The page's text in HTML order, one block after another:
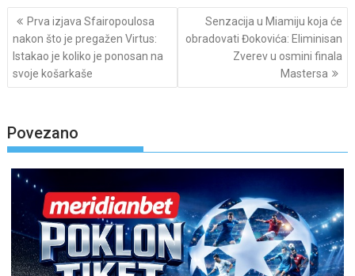
Post
navigation
Prva izjava Sfairopoulosa
nakon što je pregažen Virtus:
Istakao je koliko je ponosan na
svoje košarkaše
Senzacija u Miamiju koja će
obradovati Đokovića: Eliminisan
Zverev u osmini finala
Mastersa
Povezano